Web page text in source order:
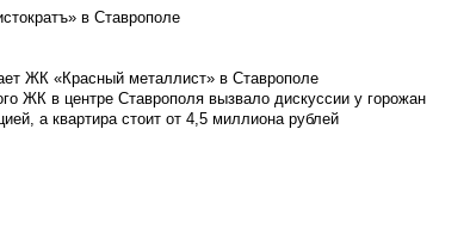
в Ставрополе
ЖК «Красный металлист» в Ставрополе
ЖК в центре Ставрополя вызвало дискуссии у горожан
а квартира стоит от 4,5 миллиона рублей